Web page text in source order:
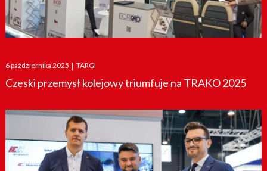
Posted
on
6 października 2025 | TARGI
Czeski przemysł kolejowy triumfuje na TRAKO 2025